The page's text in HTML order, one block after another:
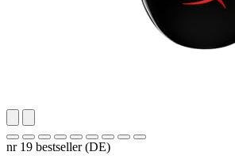
nr 19 bestseller (DE)